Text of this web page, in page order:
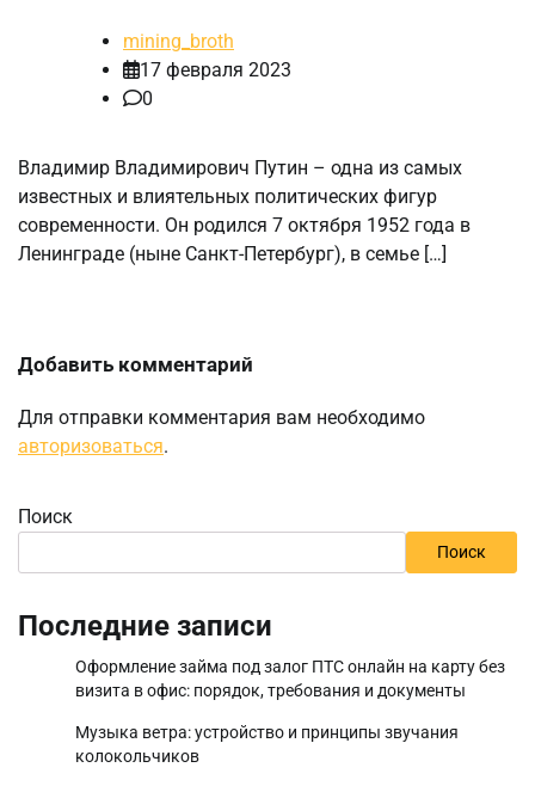
mining_broth
17 февраля 2023
0
Владимир Владимирович Путин – одна из самых
известных и влиятельных политических фигур
современности. Он родился 7 октября 1952 года в
Ленинграде (ныне Санкт-Петербург), в семье […]
Добавить комментарий
Для отправки комментария вам необходимо
авторизоваться.
Поиск
Поиск
Последние записи
Оформление займа под залог ПТС онлайн на карту без
визита в офис: порядок, требования и документы
Музыка ветра: устройство и принципы звучания
колокольчиков